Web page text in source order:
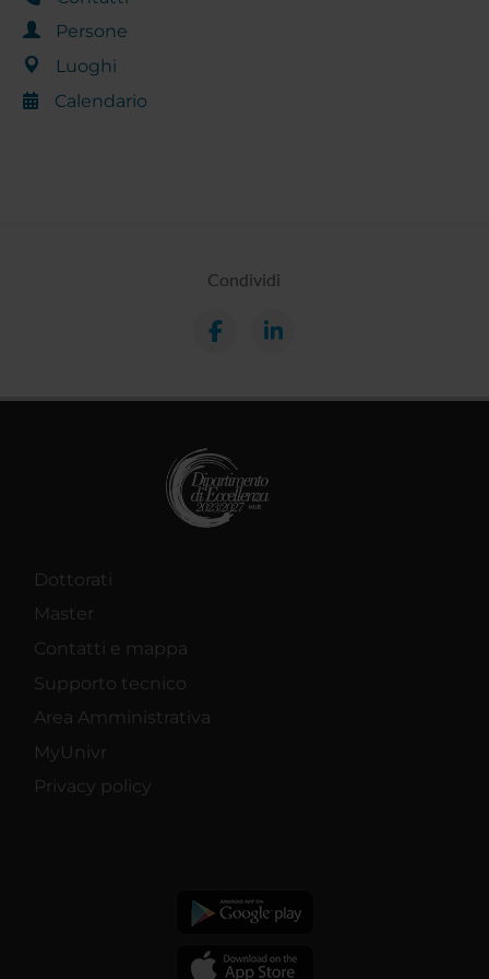
Persone
Luoghi
Calendario
Condividi
Dottorati
Master
Contatti e mappa
Supporto tecnico
Area Amministrativa
MyUnivr
Privacy policy